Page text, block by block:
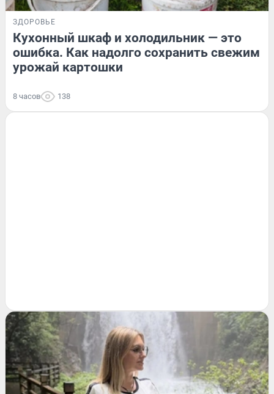
ЗДОРОВЬЕ
Кухонный шкаф и холодильник — это
ошибка. Как надолго сохранить свежим
урожай картошки
8 часов 138